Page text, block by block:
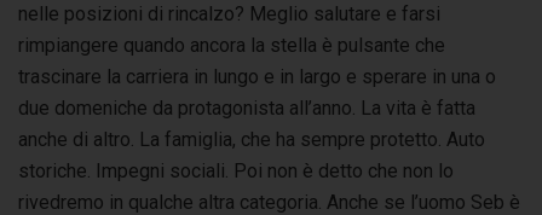
nelle posizioni di rincalzo? Meglio salutare e farsi
rimpiangere quando ancora la stella è pulsante che
trascinare la carriera in lungo e in largo e sperare in una o
due domeniche da protagonista all’anno. La vita è fatta
anche di altro. La famiglia, che ha sempre protetto. Auto
storiche. Impegni sociali. Poi non è detto che non lo
rivedremo in qualche altra categoria. Anche se l’uomo Seb è